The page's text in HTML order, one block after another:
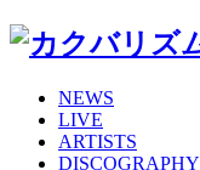
NEWS
LIVE
ARTISTS
DISCOGRAPHY